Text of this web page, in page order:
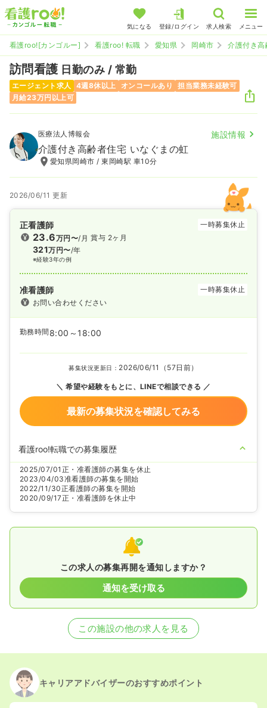
気になる 登録/ログイン 求人検索 メニュー
看護roo![カンゴルー] 看護roo! 転職 愛知県 岡崎市 介護付き
訪問看護 日勤のみ / 常勤
エージェント求人 4週8休以上 オンコールあり
担当業務未経験可
月給23万円以上可
医療法人博報会 施設情報
介護付き高齢者住宅 いなぐまの虹
愛知県岡崎市 / 東岡崎駅 車10分
2026/06/11 更新
正看護師 一時募集休止
23.6万円〜/月
321万円〜/年
※経験3年の例
賞与 2ヶ月
准看護師
一時募集休止
お問い合わせください
勤務時間 8:00～18:00
募集状況更新日： 2026/06/11（57日前）
希望や経験をもとに、LINEで相談できる
最新の募集状況を確認してみる
看護roo!転職での募集履歴
2025/07/01 正・准看護師の募集を休止
2023/04/03准看護師の募集を開始
2022/11/30正看護師の募集を開始
2020/09/17正・准看護師を休止中
この求人の募集再開を通知しますか？
通知を受け取る
この施設の他の求人を見る
キャリアアドバイザーのおすすめポイント